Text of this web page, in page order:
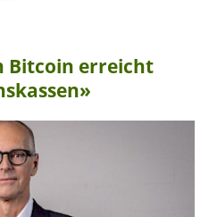
Bitcoin erreicht